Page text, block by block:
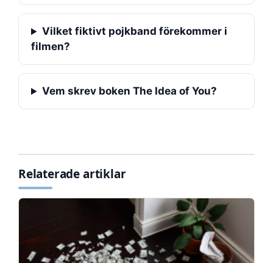
Vilket fiktivt pojkband förekommer i
filmen?
Vem skrev boken The Idea of You?
Relaterade artiklar